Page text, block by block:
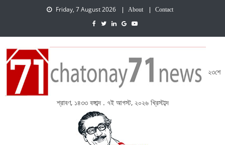
Friday, 7 August 2026 About Contact
২৩শে
শ্রাবণ, ১৪৩৩ বঙ্গাব্দ . ৭ই আগস্ট, ২০২৬ খ্রিস্টাব্দ